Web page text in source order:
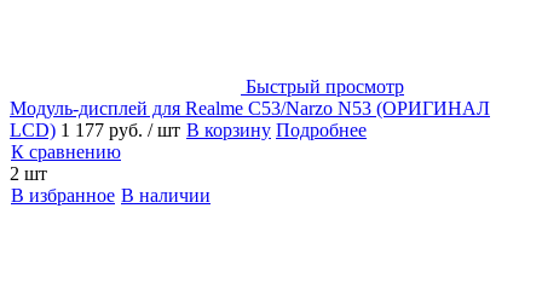
Быстрый просмотр
Модуль-дисплей для Realme C53/Narzo N53 (ОРИГИНАЛ
LCD) 1 177 руб. / шт В корзину Подробнее
К сравнению
2 шт
В избранное В наличии